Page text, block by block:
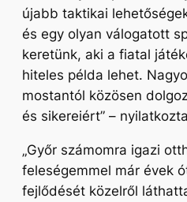
újabb taktikai
és egy olyan válogatott
keretünk, aki a fiatal
hiteles példa lehet.
mostantól közösen
és sikereiért” –
„Győr számomra igazi
feleségemmel már évek
fejlődését közelről